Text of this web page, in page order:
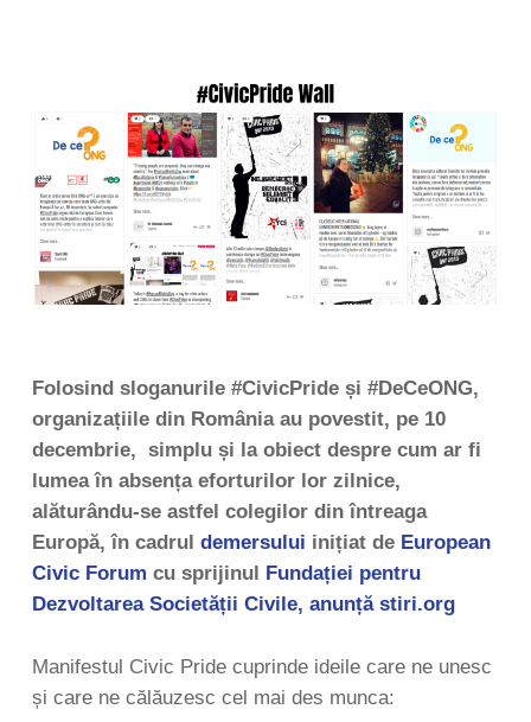
Folosind sloganurile #CivicPride și #DeCeONG,
organizațiile din România au povestit, pe 10
decembrie, simplu și la obiect despre cum ar fi
lumea în absența eforturilor lor zilnice,
alăturându-se astfel colegilor din întreaga
Europă, în cadrul demersului inițiat de European
Civic Forum cu sprijinul Fundației pentru
Dezvoltarea Societății Civile, anunță stiri.org
Manifestul Civic Pride cuprinde ideile care ne unesc
și care ne călăuzesc cel mai des munca: